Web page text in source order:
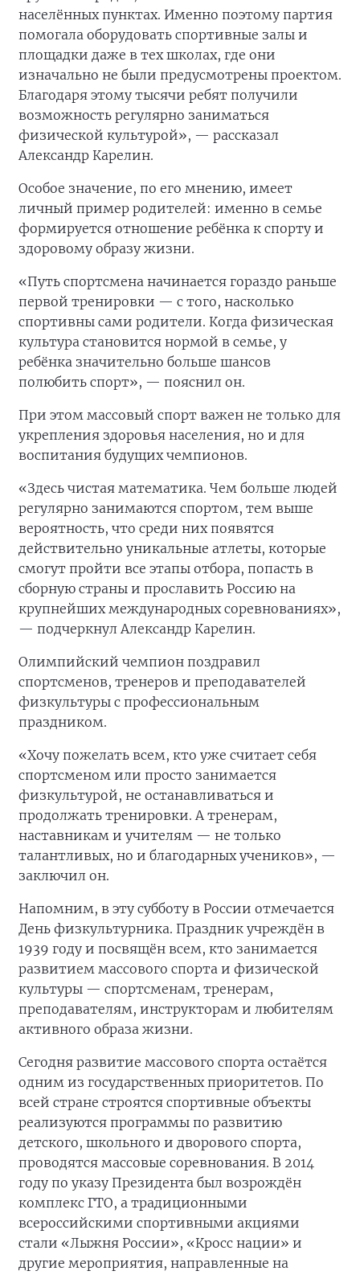
населённых пунктах. Именно поэтому партия
помогала оборудовать спортивные залы и
площадки даже в тех школах, где они
изначально не были предусмотрены проектом.
Благодаря этому тысячи ребят получили
возможность регулярно заниматься
физической культурой», — рассказал
Александр Карелин.
Особое значение, по его мнению, имеет
личный пример родителей: именно в семье
формируется отношение ребёнка к спорту и
здоровому образу жизни.
«Путь спортсмена начинается гораздо раньше
первой тренировки — с того, насколько
спортивны сами родители. Когда физическая
культура становится нормой в семье, у
ребёнка значительно больше шансов
полюбить спорт», — пояснил он.
При этом массовый спорт важен не только для
укрепления здоровья населения, но и для
воспитания будущих чемпионов.
«Здесь чистая математика. Чем больше людей
регулярно занимаются спортом, тем выше
вероятность, что среди них появятся
действительно уникальные атлеты, которые
смогут пройти все этапы отбора, попасть в
сборную страны и прославить Россию на
крупнейших международных соревнованиях»,
— подчеркнул Александр Карелин.
Олимпийский чемпион поздравил
спортсменов, тренеров и преподавателей
физкультуры с профессиональным
праздником.
«Хочу пожелать всем, кто уже считает себя
спортсменом или просто занимается
физкультурой, не останавливаться и
продолжать тренировки. А тренерам,
наставникам и учителям — не только
талантливых, но и благодарных учеников», —
заключил он.
Напомним, в эту субботу в России отмечается
День физкультурника. Праздник учреждён в
1939 году и посвящён всем, кто занимается
развитием массового спорта и физической
культуры — спортсменам, тренерам,
преподавателям, инструкторам и любителям
активного образа жизни.
Сегодня развитие массового спорта остаётся
одним из государственных приоритетов. По
всей стране строятся спортивные объекты
реализуются программы по развитию
детского, школьного и дворового спорта,
проводятся массовые соревнования. В 2014
году по указу Президента был возрождён
комплекс ГТО, а традиционными
всероссийскими спортивными акциями
стали «Лыжня России», «Кросс нации» и
другие мероприятия, направленные на